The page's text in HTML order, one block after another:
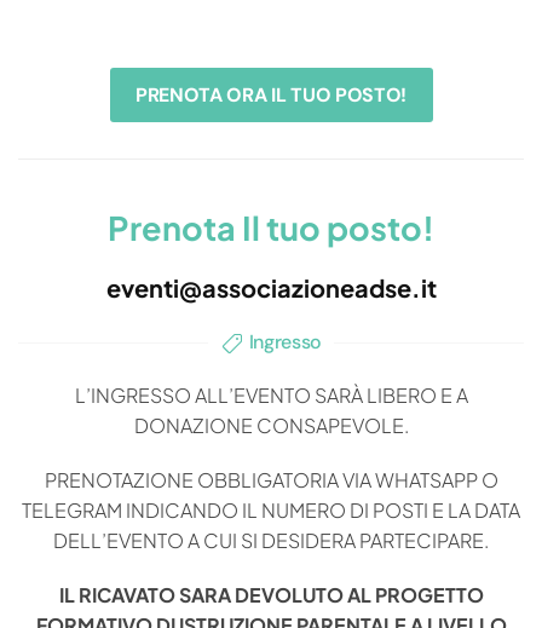
PRENOTA ORA IL TUO POSTO!
Prenota Il tuo posto!
eventi@associazioneadse.it
Ingresso
L’INGRESSO ALL’EVENTO SARÀ LIBERO E A
DONAZIONE CONSAPEVOLE.
PRENOTAZIONE OBBLIGATORIA VIA WHATSAPP O
TELEGRAM INDICANDO IL NUMERO DI POSTI E LA DATA
DELL’EVENTO A CUI SI DESIDERA PARTECIPARE.
IL RICAVATO SARA DEVOLUTO AL PROGETTO